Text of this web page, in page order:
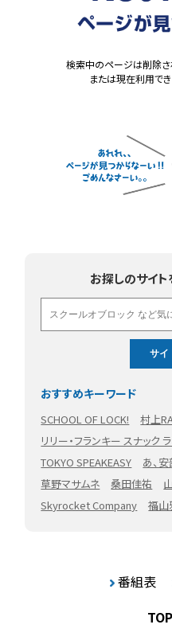
検索中のページは削除さ
または現在利用で
お探しのサイト
おすすめキーワード
SCHOOL OF LOCK!
村上
リリー・フランキー スナック
TOKYO SPEAKEASY
あ、
草野マサムネ
桑田佳祐
Skyrocket Company
福山
番組表